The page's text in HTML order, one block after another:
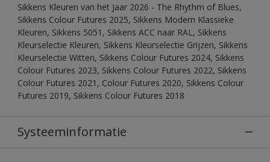
Sikkens Kleuren van het Jaar 2026 - The Rhythm of Blues,
Sikkens Colour Futures 2025, Sikkens Modern Klassieke
Kleuren, Sikkens 5051, Sikkens ACC naar RAL, Sikkens
Kleurselectie Kleuren, Sikkens Kleurselectie Grijzen, Sikkens
Kleurselectie Witten, Sikkens Colour Futures 2024, Sikkens
Colour Futures 2023, Sikkens Colour Futures 2022, Sikkens
Colour Futures 2021, Colour Futures 2020, Sikkens Colour
Futures 2019, Sikkens Colour Futures 2018
Systeeminformatie